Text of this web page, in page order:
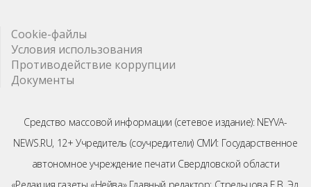
Cookie-файлы
Условия использования
Противодействие коррупции
Документы
Средство массовой информации (сетевое издание): NEYVA-
NEWS.RU, 12+ Учредитель (соучредители) СМИ: Государственное
автономное учреждение печати Свердловской области